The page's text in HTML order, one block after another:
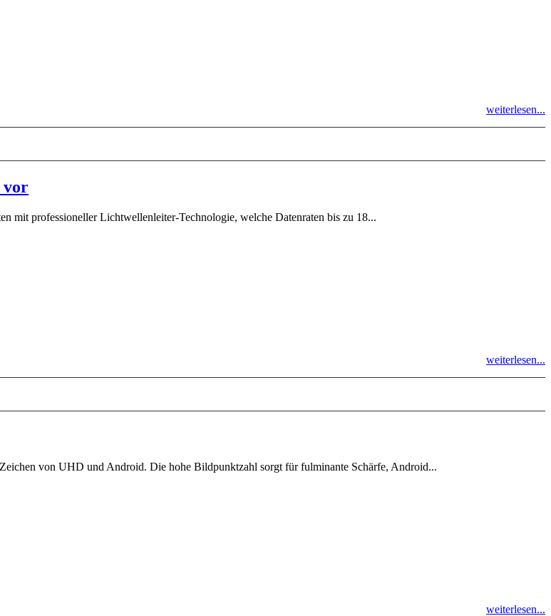
weiterlesen...
vor
mit professioneller Lichtwellenleiter-Technologie, welche Datenraten bis zu 18...
weiterlesen...
von UHD und Android. Die hohe Bildpunktzahl sorgt für fulminante Schärfe, Android...
weiterlesen...